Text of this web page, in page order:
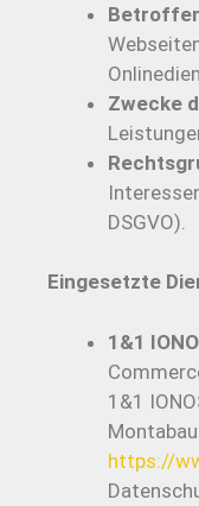
Zwecke
DSGVO).
Eingesetzte
1&1
1&1
https://